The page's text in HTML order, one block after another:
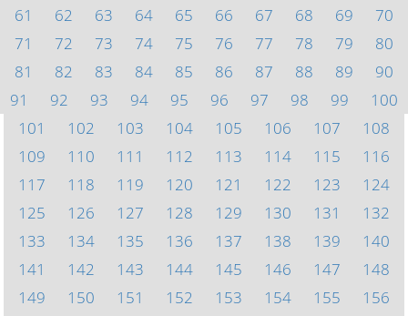
61
62 63 64 65 66 67 68 69
70
71
72 73 74 75 76 77 78 79
80
81
82 83 84 85 86 87 88 89
90
91
92 93 94 95 96 97 98 99
100
101
102 103 104 105 106 107
108
109
110 111 112 113 114 115
116
117
118 119 120 121 122 123
124
125
126 127 128 129 130 131
132
133
134 135 136 137 138 139
140
141
142 143 144 145 146 147
148
149
150 151 152 153 154 155
156